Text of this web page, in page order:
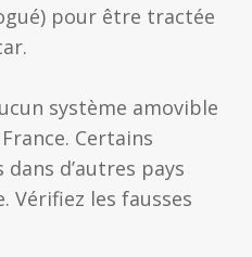
pour être tractée
système amovible
Certains
d’autres pays
Vérifiez les fausses